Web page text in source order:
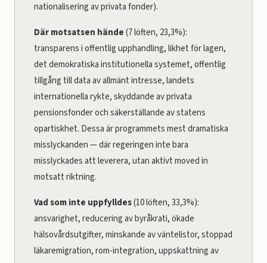
nationalisering av privata fonder).
Där motsatsen hände(7 löften, 23,3%):
transparens i offentlig upphandling, likhet för lagen,
det demokratiska institutionella systemet, offentlig
tillgång till data av allmänt intresse, landets
internationella rykte, skyddande av privata
pensionsfonder och säkerställande av statens
opartiskhet. Dessa är programmets mest dramatiska
misslyckanden — där regeringen inte bara
misslyckades att leverera, utan aktivt moved in
motsatt riktning.
Vad som inte uppfylldes(10 löften, 33,3%):
ansvarighet, reducering av byråkrati, ökade
hälsovårdsutgifter, minskande av väntelistor, stoppad
läkaremigration, rom-integration, uppskattning av